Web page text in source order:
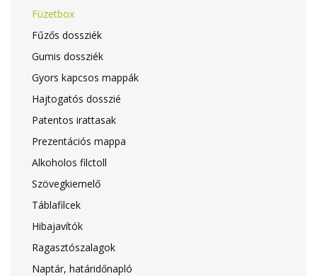
Füzetbox
Fűzős dossziék
Gumis dossziék
Gyors kapcsos mappák
Hajtogatós dosszié
Patentos irattasak
Prezentációs mappa
Alkoholos filctoll
Szövegkiemelő
Táblafilcek
Hibajavítók
Ragasztószalagok
Naptár, határidőnapló